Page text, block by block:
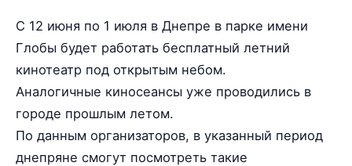
С 12 июня по 1 июля в Днепре в парке имени
Глобы будет работать бесплатный летний
кинотеатр под открытым небом.
Аналогичные киносеансы уже проводились в
городе прошлым летом.
По данным организаторов, в указанный период
днепряне смогут посмотреть такие